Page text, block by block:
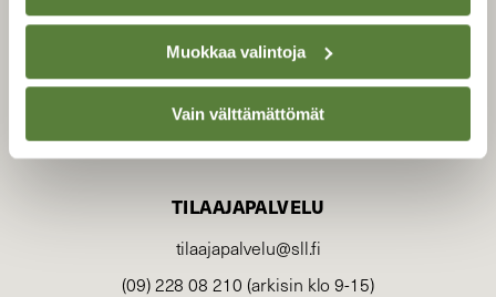
Muokkaa valintoja
Vain välttämättömät
TILAAJAPALVELU
tilaajapalvelu@sll.fi
(09) 228 08 210 (arkisin klo 9-15)